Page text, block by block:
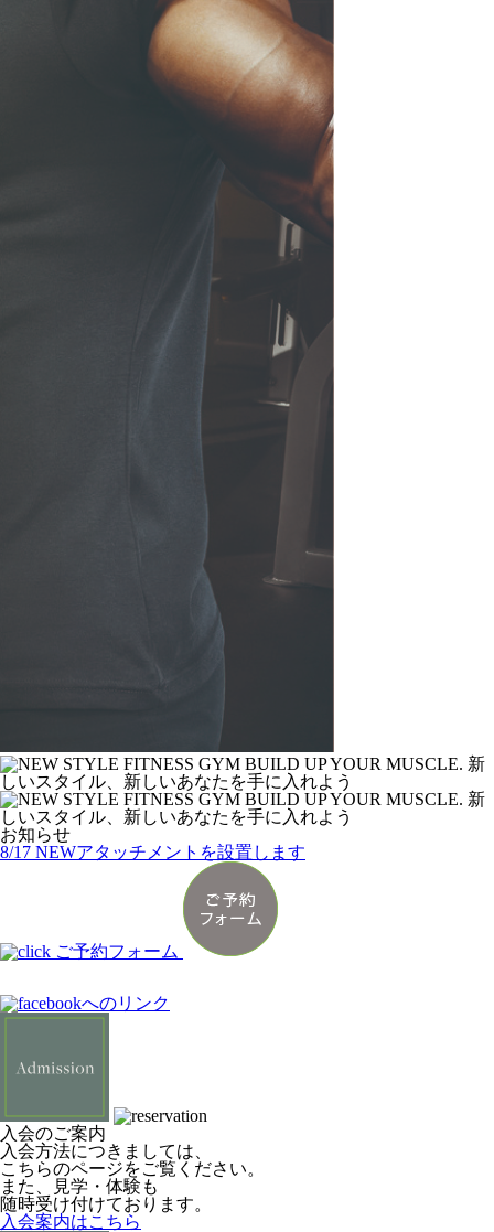
お知らせ
8/17 NEWアタッチメントを設置します
入会のご案内
入会方法につきましては、
こちらのページをご覧ください。
また、見学・体験も
随時受け付けております。
入会案内はこちら